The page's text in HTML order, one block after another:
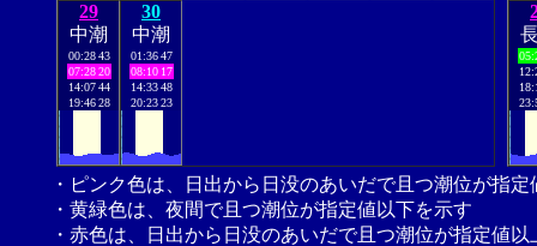
29
中潮
00:28 43
07:28 20
14:07 44
19:46 28
30
中潮
01:36 47
08:10 17
14:33 48
20:23 23
・ピンク色は、日出から日没のあいだで且つ潮位が指
・黄緑色は、夜間で且つ潮位が指定値以下を示す
・赤色は、日出から日没のあいだで且つ潮位が指定値以